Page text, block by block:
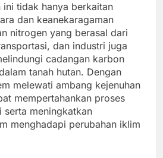
ini tidak hanya berkaitan
dan keanekaragaman
nitrogen yang berasal dari
dan industri juga
cadangan karbon
tanah hutan. Dengan
melewati ambang kejenuhan
mempertahankan proses
serta meningkatkan
menghadapi perubahan iklim